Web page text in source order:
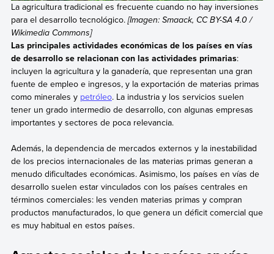
La agricultura tradicional es frecuente cuando no hay inversiones
para el desarrollo tecnológico.[Imagen: Smaack, CC BY-SA 4.0 /
Wikimedia Commons]
Las principales actividades económicas de los países en vías
de desarrollo se relacionan con las actividades primarias:
incluyen la agricultura y la ganadería, que representan una gran
fuente de empleo e ingresos, y la exportación de materias primas
como minerales y petróleo. La industria y los servicios suelen
tener un grado intermedio de desarrollo, con algunas empresas
importantes y sectores de poca relevancia.
Además, la dependencia de mercados externos y la inestabilidad
de los precios internacionales de las materias primas generan a
menudo dificultades económicas. Asimismo, los países en vías de
desarrollo suelen estar vinculados con los países centrales en
términos comerciales: les venden materias primas y compran
productos manufacturados, lo que genera un déficit comercial que
es muy habitual en estos países.